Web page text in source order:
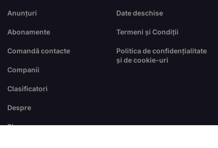
Anunțuri
Abonamente
Comandă contacte
Companii
Clasificatori
Despre
Blog
Date deschise
Termeni și Condiții
Politica de confidențialitate
și de cookie-uri